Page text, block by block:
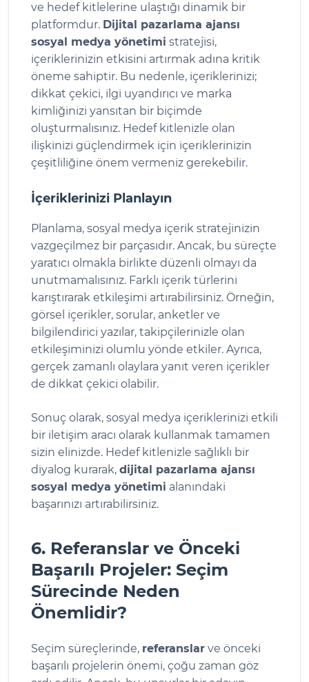
ve hedef kitlelerine ulaştığı dinamik bir
platformdur. Dijital pazarlama ajansı
sosyal medya yönetimi stratejisi,
içeriklerinizin etkisini artırmak adına kritik
öneme sahiptir. Bu nedenle, içeriklerinizi;
dikkat çekici, ilgi uyandırıcı ve marka
kimliğinizi yansıtan bir biçimde
oluşturmalısınız. Hedef kitlenizle olan
ilişkinizi güçlendirmek için içeriklerinizin
çeşitliliğine önem vermeniz gerekebilir.
İçeriklerinizi Planlayın
Planlama, sosyal medya içerik stratejinizin
vazgeçilmez bir parçasıdır. Ancak, bu süreçte
yaratıcı olmakla birlikte düzenli olmayı da
unutmamalısınız. Farklı içerik türlerini
karıştırarak etkileşimi artırabilirsiniz. Örneğin,
görsel içerikler, sorular, anketler ve
bilgilendirici yazılar, takipçilerinizle olan
etkileşiminizi olumlu yönde etkiler. Ayrıca,
gerçek zamanlı olaylara yanıt veren içerikler
de dikkat çekici olabilir.
Sonuç olarak, sosyal medya içeriklerinizi etkili
bir iletişim aracı olarak kullanmak tamamen
sizin elinizde. Hedef kitlenizle sağlıklı bir
diyalog kurarak, dijital pazarlama ajansı
sosyal medya yönetimi alanındaki
başarınızı artırabilirsiniz.
6. Referanslar ve Önceki
Başarılı Projeler: Seçim
Sürecinde Neden
Önemlidir?
Seçim süreçlerinde, referanslar ve önceki
başarılı projelerin önemi, çoğu zaman göz